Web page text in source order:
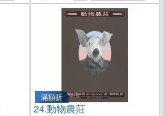
滿額折
24.動物農莊